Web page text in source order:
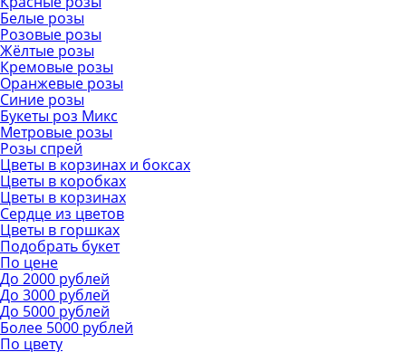
Белые розы
Розовые розы
Жёлтые розы
Кремовые розы
Оранжевые розы
Синие розы
Букеты роз Микс
Метровые розы
Розы спрей
Цветы в корзинах и боксах
Цветы в коробках
Цветы в корзинах
Сердце из цветов
Цветы в горшках
Подобрать букет
По цене
До 2000 рублей
До 3000 рублей
До 5000 рублей
Более 5000 рублей
По цвету